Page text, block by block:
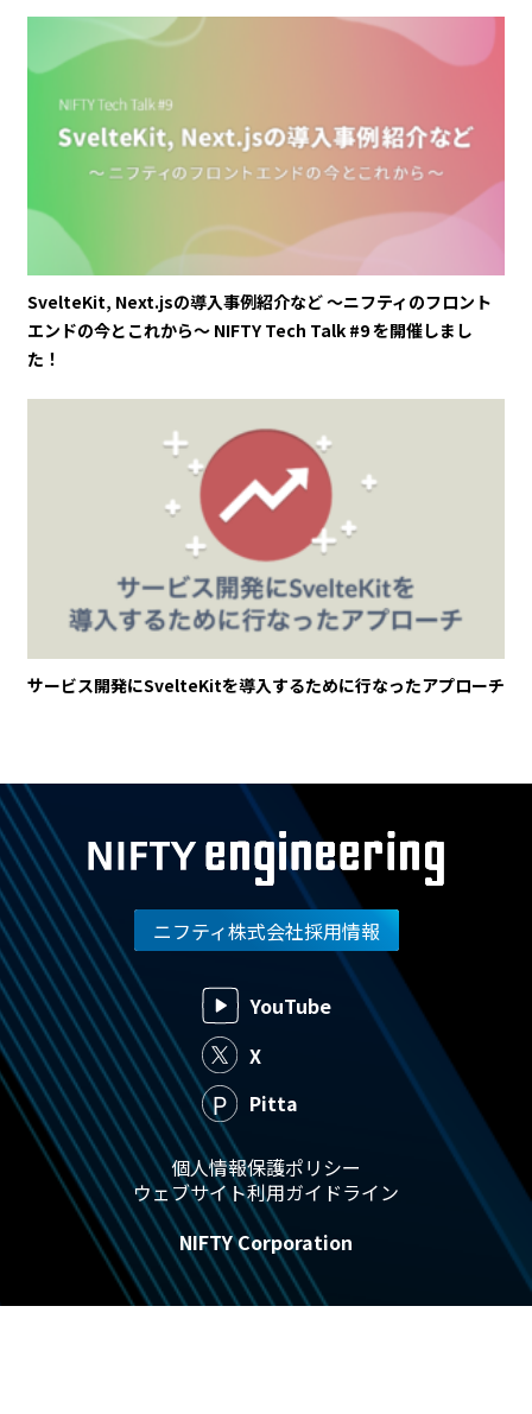
SvelteKit, Next.jsの導入事例紹介など 〜ニフティのフロント
エンドの今とこれから〜 NIFTY Tech Talk #9 を開催しまし
た！
サービス開発にSvelteKitを導入するために行なったアプローチ
ニフティ株式会社採用情報
YouTube
X
Pitta
個人情報保護ポリシー
ウェブサイト利用ガイドライン
NIFTY Corporation